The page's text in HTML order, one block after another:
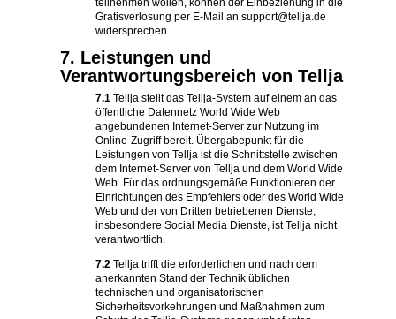
teilnehmen wollen, können der Einbeziehung in die
Gratisverlosung per E-Mail an support@tellja.de
widersprechen.
7. Leistungen und
Verantwortungsbereich von Tellja
7.1 Tellja stellt das Tellja-System auf einem an das
öffentliche Datennetz World Wide Web
angebundenen Internet-Server zur Nutzung im
Online-Zugriff bereit. Übergabepunkt für die
Leistungen von Tellja ist die Schnittstelle zwischen
dem Internet-Server von Tellja und dem World Wide
Web. Für das ordnungsgemäße Funktionieren der
Einrichtungen des Empfehlers oder des World Wide
Web und der von Dritten betriebenen Dienste,
insbesondere Social Media Dienste, ist Tellja nicht
verantwortlich.
7.2 Tellja trifft die erforderlichen und nach dem
anerkannten Stand der Technik üblichen
technischen und organisatorischen
Sicherheitsvorkehrungen und Maßnahmen zum